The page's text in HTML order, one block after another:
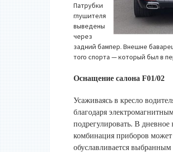
Патрубки
глушителя
выведены
через
задний бампер. Внешне
того спорта — который был в
Оснащение салона F01/02
Усаживаясь в кресло
благодаря
подрегулировать. В дневное
комбинация приборов
обуславливается